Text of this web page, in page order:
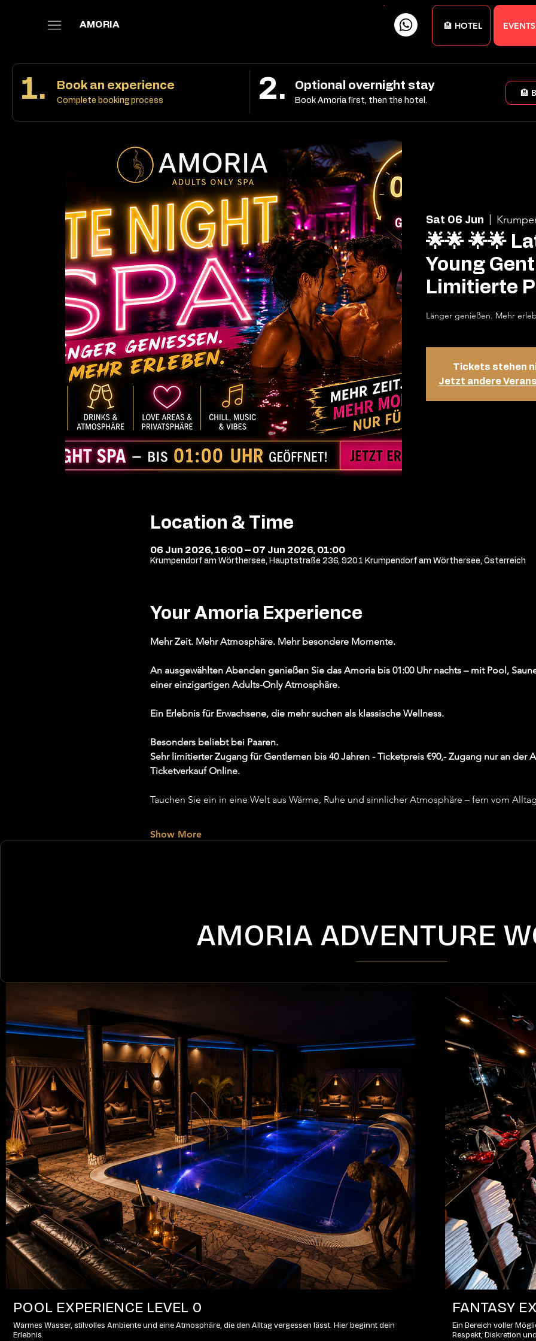
🏨 HOTEL
AMORIA
1. Book an experience
Complete booking process 2. Optional overnight stay
Book Amoria first, then the hotel.
🏨
Sat 06 Jun
🌟🌟 🌟🌟
Young
Limitierte
Länger genießen. Mehr
Tickets stehen
Jetzt andere
Location & Time
06 Jun 2026, 16:00 – 07 Jun 2026, 01:00
Krumpendorf am Wörthersee, Hauptstraße 236, 9201 Krumpendorf am Wörthersee, Österreich
Your Amoria Experience
Mehr Zeit. Mehr Atmosphäre. Mehr besondere Momente.
An ausgewählten Abenden genießen Sie das Amoria bis 01:00 Uhr nachts – mit Pool,
einer einzigartigen Adults-Only Atmosphäre.
Ein Erlebnis für Erwachsene, die mehr suchen als klassische Wellness.
Besonders beliebt bei Paaren.
Sehr limitierter Zugang für Gentlemen bis 40 Jahren - Ticketpreis €90,- Zugang nur an der
Ticketverkauf Online.
Tauchen Sie ein in eine Welt aus Wärme, Ruhe und sinnlicher Atmosphäre – fern vom
Show More
AMORIA ADVENTURE
POOL EXPERIENCE LEVEL 0
Warmes Wasser, stilvolles Ambiente und eine Atmosphäre, die den Alltag vergessen lässt. Hier beginnt dein
Erlebnis.
FANTASY
Ein Bereich voller
Respekt, Diskretion